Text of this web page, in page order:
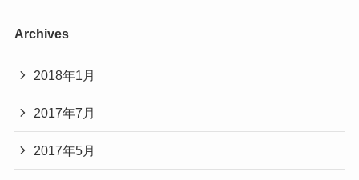
Archives
2018年1月
2017年7月
2017年5月